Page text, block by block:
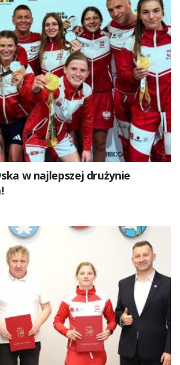
w najlepszej drużynie